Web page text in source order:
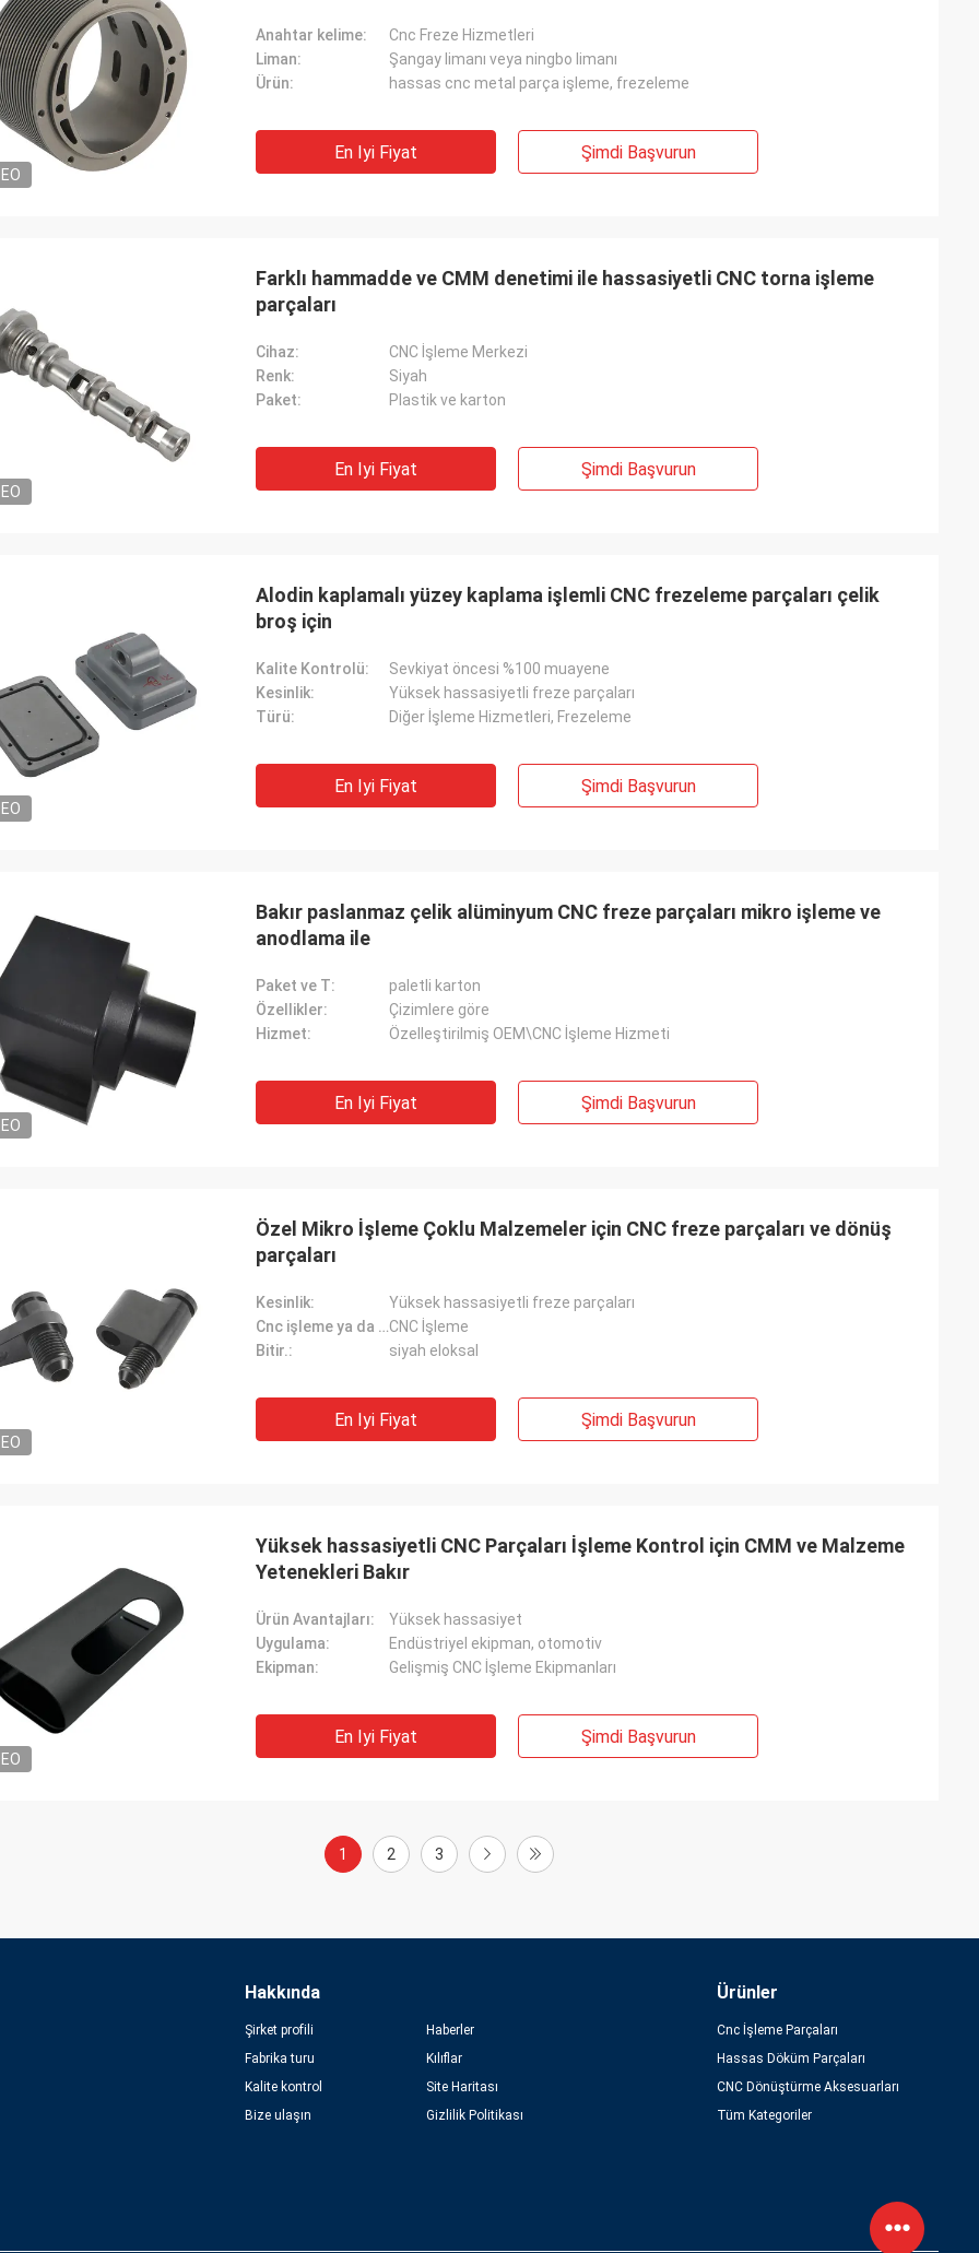
Anahtar kelime:
Cnc Freze Hizmetleri
Liman:
Şangay limanı veya ningbo limanı
Ürün:
hassas cnc metal parça işleme, frezeleme
En Iyi Fiyat Şimdi Başvurun
Farklı hammadde ve CMM denetimi ile hassasiyetli CNC torna işleme
parçaları
Cihaz:
CNC İşleme Merkezi
Renk:
Siyah
Paket:
Plastik ve karton
En Iyi Fiyat Şimdi Başvurun
Alodin kaplamalı yüzey kaplama işlemli CNC frezeleme parçaları çelik
broş için
Kalite Kontrolü:
Sevkiyat öncesi %100 muayene
Kesinlik:
Yüksek hassasiyetli freze parçaları
Türü:
Diğer İşleme Hizmetleri, Frezeleme
En Iyi Fiyat Şimdi Başvurun
Bakır paslanmaz çelik alüminyum CNC freze parçaları mikro işleme ve
anodlama ile
Paket ve T:
paletli karton
Özellikler:
Çizimlere göre
Hizmet:
Özelleştirilmiş OEM\CNC İşleme Hizmeti
En Iyi Fiyat Şimdi Başvurun
Özel Mikro İşleme Çoklu Malzemeler için CNC freze parçaları ve dönüş
parçaları
Kesinlik:
Yüksek hassasiyetli freze parçaları
Cnc işleme ya da değil:CNC İşleme
Bitir.:
siyah eloksal
En Iyi Fiyat Şimdi Başvurun
Yüksek hassasiyetli CNC Parçaları İşleme Kontrol için CMM ve Malzeme
Yetenekleri Bakır
Ürün Avantajları:
Yüksek hassasiyet
Uygulama:
Endüstriyel ekipman, otomotiv
Ekipman:
Gelişmiş CNC İşleme Ekipmanları
En Iyi Fiyat Şimdi Başvurun
1 2 3
Hakkında
Şirket profili
Fabrika turu
Kalite kontrol
Bize ulaşın
Haberler
Kılıflar
Site Haritası
Gizlilik Politikası
Ürünler
Cnc İşleme Parçaları
Hassas Döküm Parçaları
CNC Dönüştürme Aksesuarları
Tüm Kategoriler